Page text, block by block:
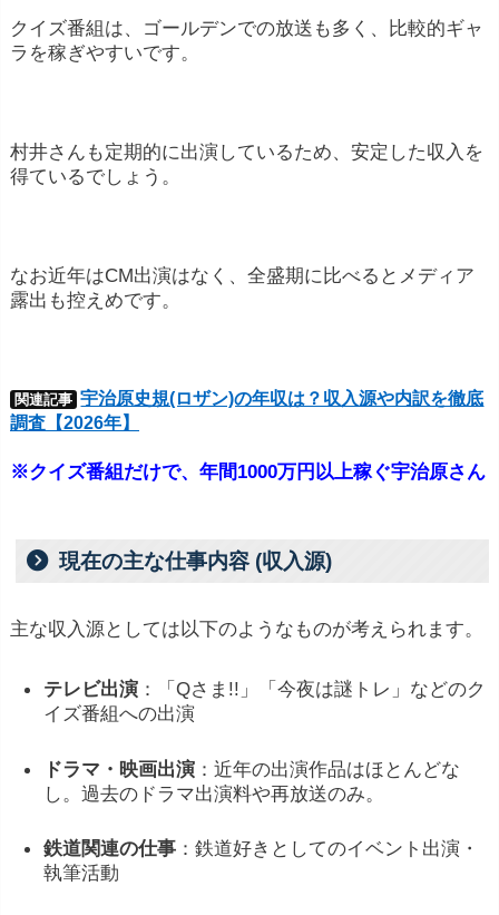
クイズ番組は、ゴールデンでの放送も多く、比較的ギャ
ラを稼ぎやすいです。
村井さんも定期的に出演しているため、安定した収入を
得ているでしょう。
なお近年はCM出演はなく、全盛期に比べるとメディア
露出も控えめです。
関連記事 宇治原史規(ロザン)の年収は？収入源や内訳を徹底
調査【2026年】
※クイズ番組だけで、年間1000万円以上稼ぐ宇治原さん
現在の主な仕事内容 (収入源)
主な収入源としては以下のようなものが考えられます。
テレビ出演 ：「Qさま!!」「今夜は謎トレ」などのク
イズ番組への出演
ドラマ・映画出演 ：近年の出演作品はほとんどな
し。過去のドラマ出演料や再放送のみ。
鉄道関連の仕事 ：鉄道好きとしてのイベント出演・
執筆活動